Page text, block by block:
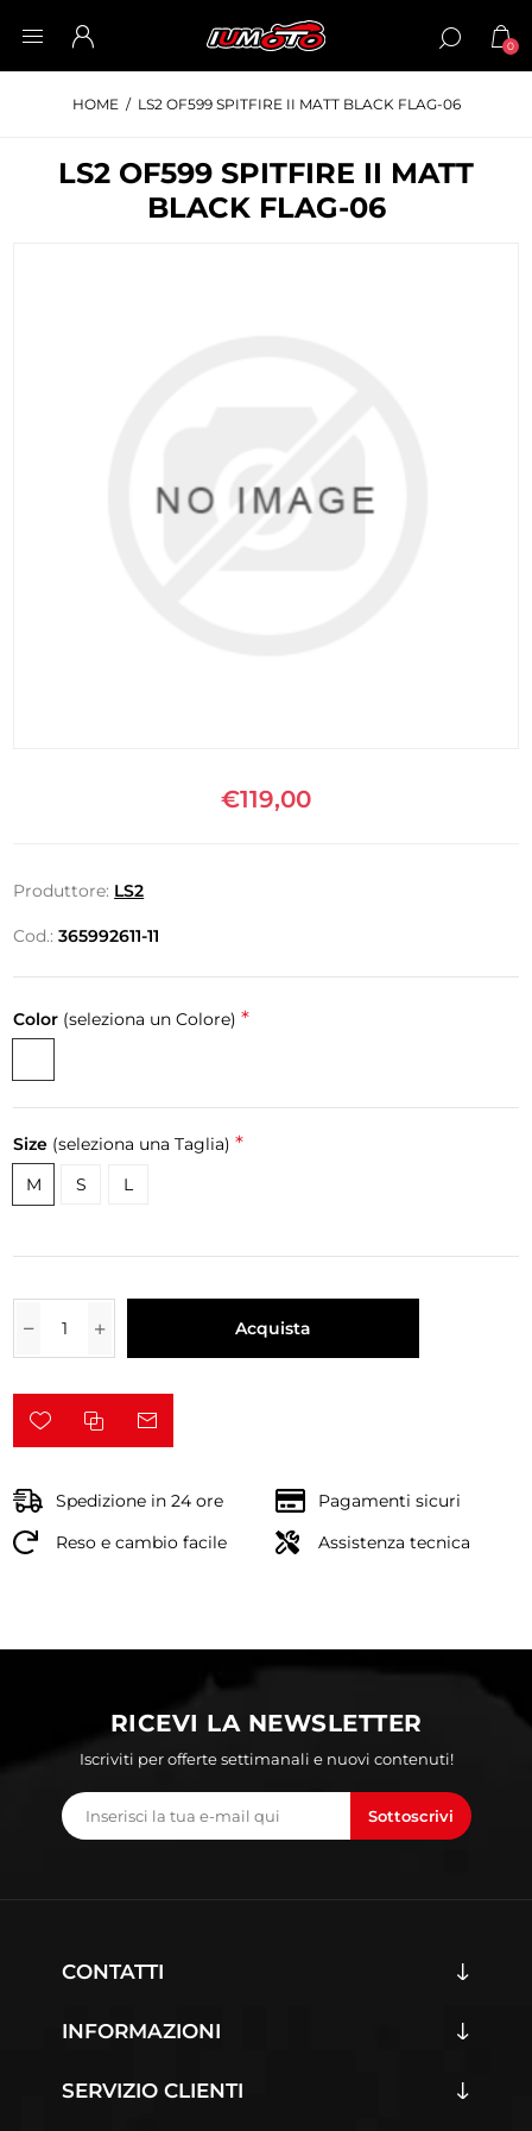
0
HOME / LS2 OF599 SPITFIRE II MATT BLACK FLAG-06
LS2 OF599 SPITFIRE II MATT
BLACK FLAG-06
€119,00
Produttore: LS2
Cod.: 365992611-11
Color (seleziona un Colore) *
Size (seleziona una Taglia) *
M S L
Acquista
Spedizione in 24 ore
Pagamenti sicuri
Reso e cambio facile
Assistenza tecnica
RICEVI LA NEWSLETTER
Iscriviti per offerte settimanali e nuovi contenuti!
Sottoscrivi
CONTATTI
INFORMAZIONI
SERVIZIO CLIENTI